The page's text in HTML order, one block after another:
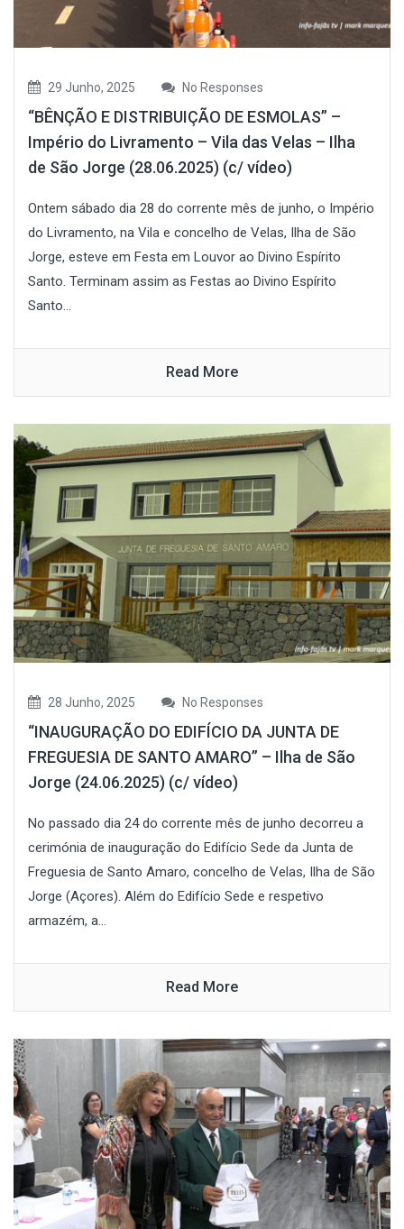
29 Junho, 2025 No Responses
“BÊNÇÃO E DISTRIBUIÇÃO DE ESMOLAS” –
Império do Livramento – Vila das Velas – Ilha
de São Jorge (28.06.2025) (c/ vídeo)
Ontem sábado dia 28 do corrente mês de junho, o Império
do Livramento, na Vila e concelho de Velas, Ilha de São
Jorge, esteve em Festa em Louvor ao Divino Espírito
Santo. Terminam assim as Festas ao Divino Espírito
Santo...
Read More
28 Junho, 2025 No Responses
“INAUGURAÇÃO DO EDIFÍCIO DA JUNTA DE
FREGUESIA DE SANTO AMARO” – Ilha de São
Jorge (24.06.2025) (c/ vídeo)
No passado dia 24 do corrente mês de junho decorreu a
cerimónia de inauguração do Edifício Sede da Junta de
Freguesia de Santo Amaro, concelho de Velas, Ilha de São
Jorge (Açores). Além do Edifício Sede e respetivo
armazém, a...
Read More